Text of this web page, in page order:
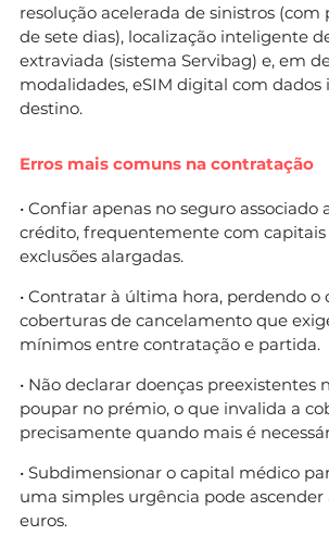
resolução acelerada de sinistros (com
de sete dias), localização inteligente
extraviada (sistema Servibag) e, em
modalidades, eSIM digital com dados
destino.
Erros mais comuns na contratação
• Confiar apenas no seguro associado
crédito, frequentemente com capitais
exclusões alargadas.
• Contratar à última hora, perdendo o
coberturas de cancelamento que
mínimos entre contratação e partida.
• Não declarar doenças preexistentes
poupar no prémio, o que invalida a
precisamente quando mais é
• Subdimensionar o capital médico
uma simples urgência pode
euros.